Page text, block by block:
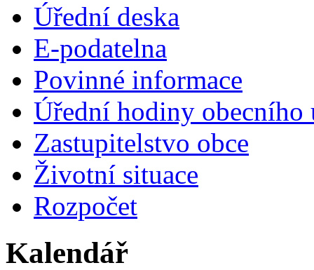
Úřední deska
E-podatelna
Povinné informace
Úřední hodiny obecního
Zastupitelstvo obce
Životní situace
Rozpočet
Kalendář